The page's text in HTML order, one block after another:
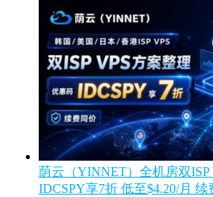
荫云（YINNET）全机房双
IDCSPY享7折 低至$4.20/月 续